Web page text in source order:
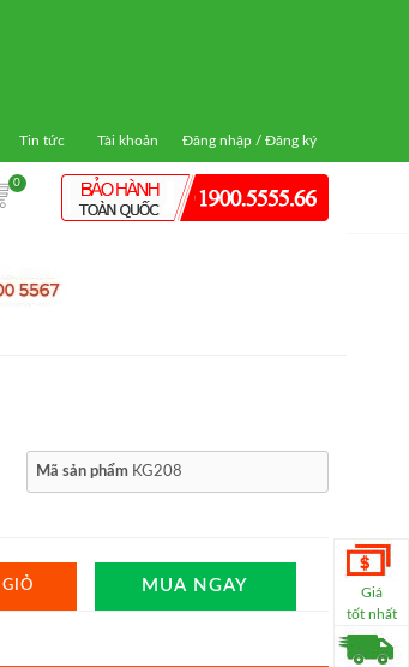
Giá
tốt nhất
Tin tức Tài khoản Đăng nhập / Đăng ký
0
Mã sản phẩm KG208
MUA NGAY